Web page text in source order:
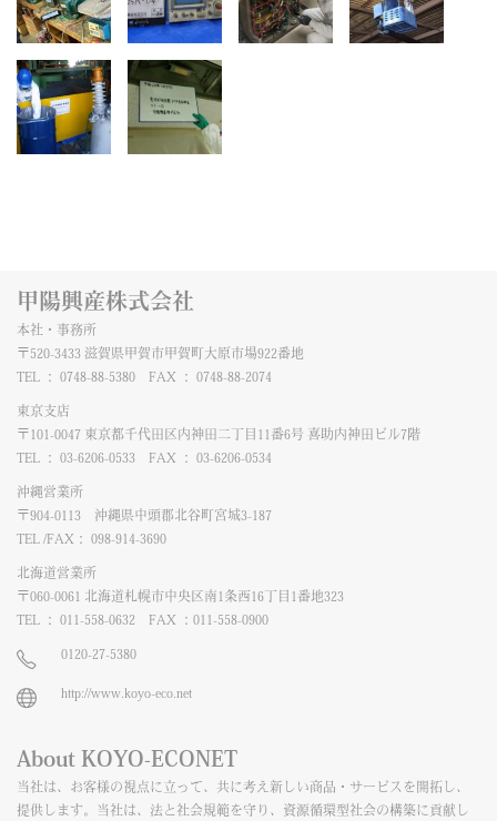
甲陽興産株式会社
本社・事務所
〒520-3433 滋賀県甲賀市甲賀町大原市場922番地
TEL ： 0748-88-5380 FAX ： 0748-88-2074
東京支店
〒101-0047 東京都千代田区内神田二丁目11番6号 喜助内神田ビル7階
TEL ： 03-6206-0533 FAX ： 03-6206-0534
沖縄営業所
〒904-0113 沖縄県中頭郡北谷町宮城3-187
TEL /FAX： 098-914-3690
北海道営業所
〒060-0061 北海道札幌市中央区南1条西16丁目1番地323
TEL ： 011-558-0632 FAX ：011-558-0900
0120-27-5380
http://www.koyo-eco.net
About KOYO-ECONET
当社は、お客様の視点に立って、共に考え新しい商品・サービスを開拓し、
提供します。当社は、法と社会規範を守り、資源循環型社会の構築に貢献し